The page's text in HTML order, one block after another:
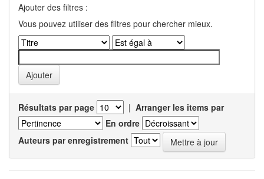
Ajouter des filtres :
Vous pouvez utiliser des filtres pour chercher mieux.
Résultats par page | Arranger les items par
En ordre
Auteurs par enregistrement